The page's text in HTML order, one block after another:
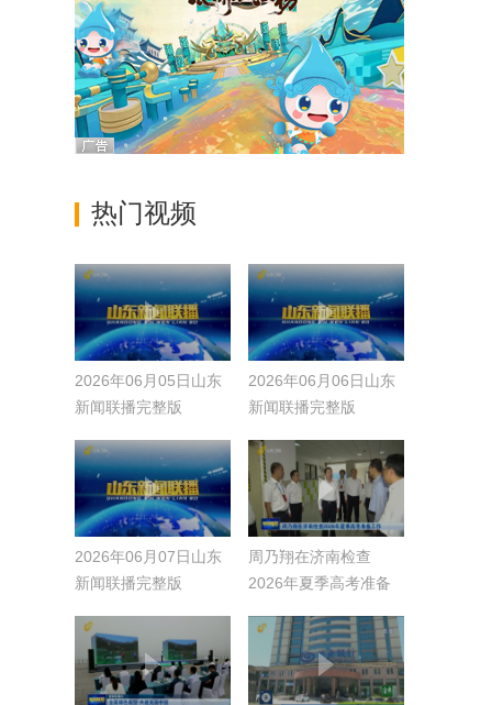
热门视频
2026年06月05日山东
新闻联播完整版
2026年06月06日山东
新闻联播完整版
2026年06月07日山东
新闻联播完整版
周乃翔在济南检查
2026年夏季高考准备